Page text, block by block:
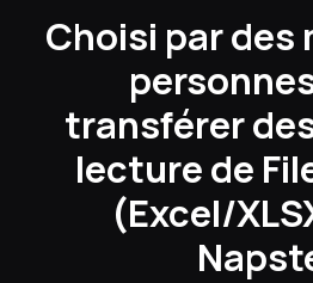
Choisi par des
transférer
lecture de
(Excel/